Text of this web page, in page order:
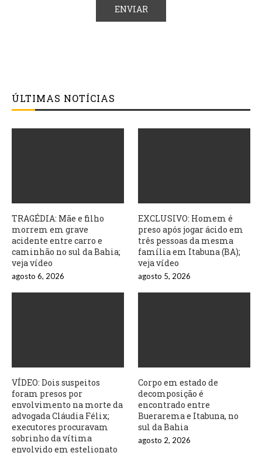
ÚLTIMAS NOTÍCIAS
TRAGÉDIA: Mãe e filho
morrem em grave
acidente entre carro e
caminhão no sul da Bahia;
veja vídeo
agosto 6, 2026
EXCLUSIVO: Homem é
preso após jogar ácido em
três pessoas da mesma
família em Itabuna (BA);
veja vídeo
agosto 5, 2026
VÍDEO: Dois suspeitos
foram presos por
envolvimento na morte da
advogada Cláudia Félix;
executores procuravam
sobrinho da vítima
envolvido em estelionato
Corpo em estado de
decomposição é
encontrado entre
Buerarema e Itabuna, no
sul da Bahia
agosto 2, 2026